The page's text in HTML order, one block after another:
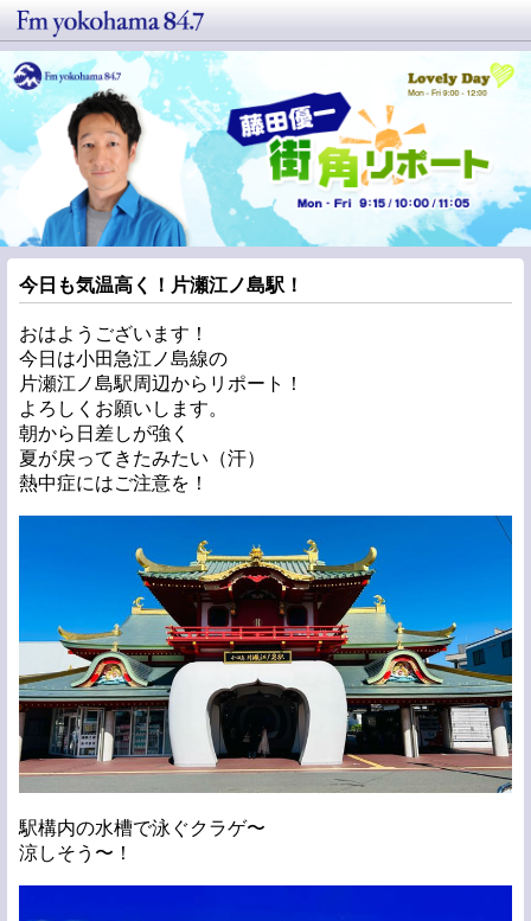
今日も気温高く！片瀬江ノ島駅！
おはようございます！
今日は小田急江ノ島線の
片瀬江ノ島駅周辺からリポート！
よろしくお願いします。
朝から日差しが強く
夏が戻ってきたみたい（汗）
熱中症にはご注意を！
駅構内の水槽で泳ぐクラゲ〜
涼しそう〜！